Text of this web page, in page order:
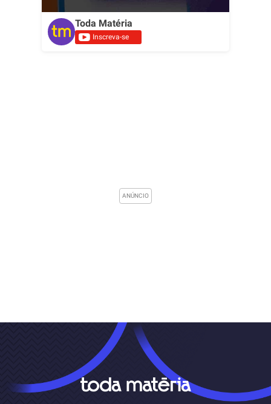
Toda Matéria
Inscreva-se